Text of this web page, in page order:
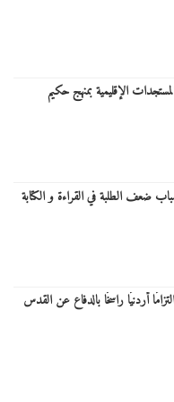
الإقليمية بمنهج حكيم
ضعف الطلبة في القراءة و الكتابة
أردنيًا راسخًا بالدفاع عن القدس